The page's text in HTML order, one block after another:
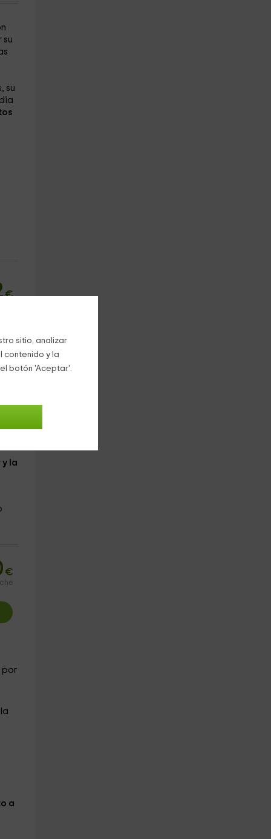
sitio, analizar
contenido y la
botón 'Aceptar'.
su
su
€
y la
€
por
a